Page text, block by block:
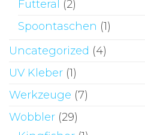
Futteral
(2)
Spoontaschen (1)
Uncategorized (4)
UV Kleber (1)
Werkzeuge (7)
Wobbler (29)